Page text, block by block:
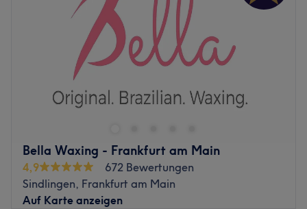
Bella Waxing - Frankfurt am Main
4,9
672 Bewertungen
Sindlingen, Frankfurt am Main
Auf Karte anzeigen